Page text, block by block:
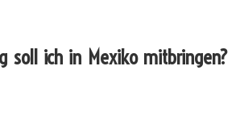
soll ich in Mexiko mitbringen?